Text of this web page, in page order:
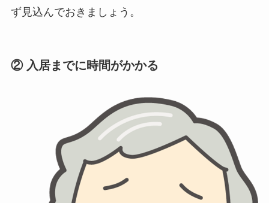
ず見込んでおきましょう。
② 入居までに時間がかかる